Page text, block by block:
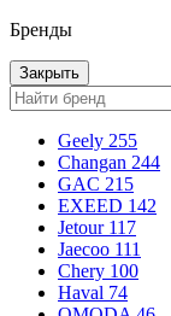
Бренды
Закрыть
Geely 255
Changan 244
GAC 215
EXEED 142
Jetour 117
Jaecoo 111
Chery 100
Haval 74